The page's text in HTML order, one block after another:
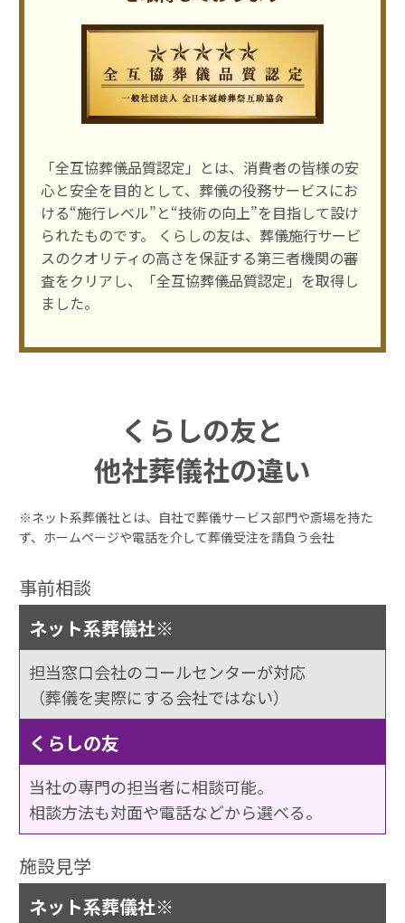
「全互協葬儀品質認定」とは、消費者の皆様の安
⼼と安全を⽬的として、葬儀の役務サービスにお
ける“施⾏レベル”と“技術の向上”を⽬指して設け
られたものです。 くらしの友は、葬儀施⾏サービ
スのクオリティの⾼さを保証する第三者機関の審
査をクリアし、「全互協葬儀品質認定」を取得し
ました。
くらしの友と
他社葬儀社の違い
※ネット系葬儀社とは、自社で葬儀サービス部門や斎場を持た
ず、ホームページや電話を介して葬儀受注を請負う会社
事前相談
ネット系葬儀社※
担当窓口会社のコールセンターが対応
（葬儀を実際にする会社ではない）
くらしの友
当社の専門の担当者に相談可能。
相談方法も対面や電話などから選べる。
施設見学
ネット系葬儀社※